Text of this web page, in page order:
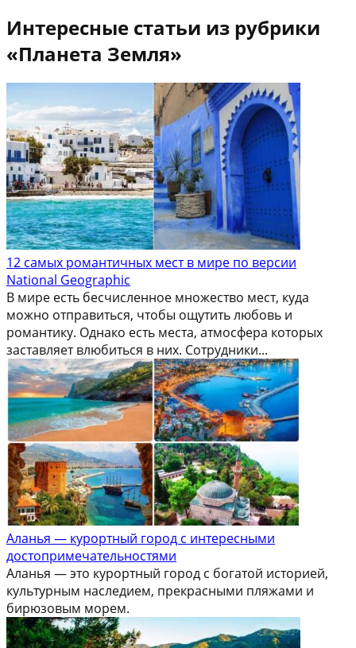
Интересные статьи из рубрики
«Планета Земля»
12 самых романтичных мест в мире по версии
National Geographic
В мире есть бесчисленное множество мест, куда
можно отправиться, чтобы ощутить любовь и
романтику. Однако есть места, атмосфера которых
заставляет влюбиться в них. Сотрудники...
Аланья — курортный город с интересными
достопримечательностями
Аланья — это курортный город с богатой историей,
культурным наследием, прекрасными пляжами и
бирюзовым морем.